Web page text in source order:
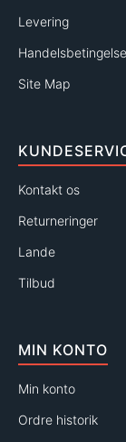
Levering
Site Map
Kontakt os
Returneringer
Lande
Tilbud
MIN KONTO
Min konto
Ordre historik